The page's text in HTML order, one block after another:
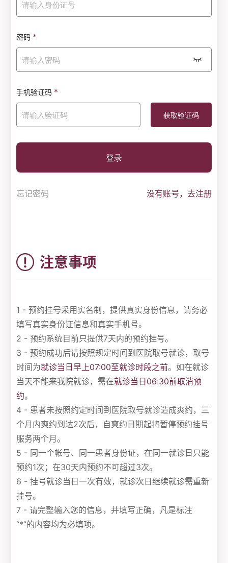
密码 *
手机验证码 *
登录
忘记密码 没有账号，去注册
注意事项
1 - 预约挂号采用实名制，提供真实身份信息，请务必
填写真实身份证信息和真实手机号。
2 - 预约系统目前只提供7天内的预约挂号。
3 - 预约成功后请按照规定时间到医院取号就诊，取号
时间为就诊当日早上07:00至就诊时段之前。如在就诊
当天不能来我院就诊，需在就诊当日06:30前取消预
约。
4 - 患者未按照约定时间到医院取号就诊造成爽约，三
个月内爽约到达2次后，自爽约日期起将暂停预约挂号
服务两个月。
5 - 同一个帐号、同一患者身份证，在同一就诊日只能
预约1次；在30天内预约不可超过3次。
6 - 挂号就诊当日一次有效，就诊次日继续就诊需重新
挂号。
7 - 请完整输入您的信息，并填写正确，凡是标注
“*”的内容均为必填项。